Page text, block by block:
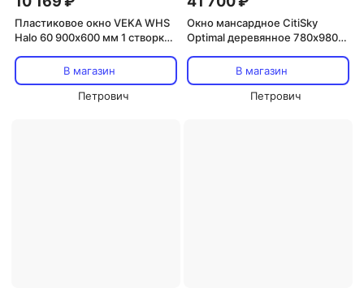
Пластиковое окно VEKA WHS
Halo 60 900х600 мм 1 створка
однокамерное дуб темный
В магазин
Петрович
Окно мансардное CitiSky
Optimal деревянное 780х980
В магазин
Петрович